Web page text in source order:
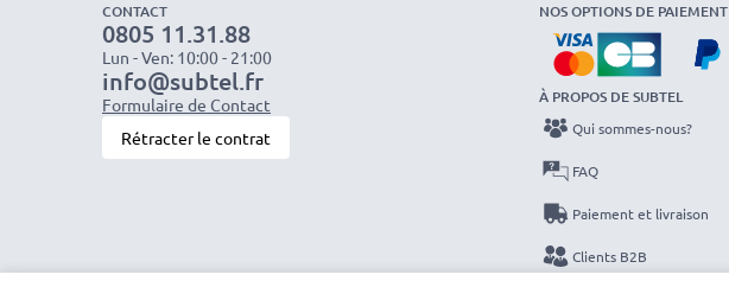
CONTACT
0805 11.31.88
Lun - Ven: 10:00 - 21:00
info@subtel.fr
Formulaire de Contact
Rétracter le contrat
NOS OPTIONS DE PAIEMENT
À PROPOS DE SUBTEL
Qui sommes-nous?
FAQ
Paiement et livraison
Clients B2B